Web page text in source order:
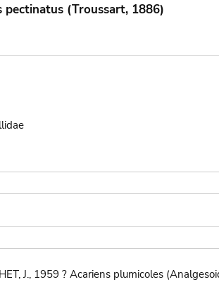
pectinatus (Troussart, 1886)
J., 1959 ? Acariens plumicoles